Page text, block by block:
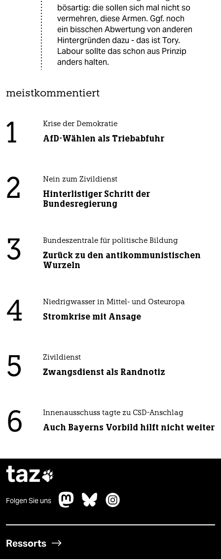
bösartig: die sollen sich mal nicht so
vermehren, diese Armen. Ggf. noch
ein bisschen Abwertung von anderen
Hintergründen dazu - das ist Tory.
Labour sollte das schon aus Prinzip
anders halten.
meistkommentiert
1 Krise der Demokratie
AfD-Wählen als Triebabfuhr
2 Nein zum Zivildienst
Hinterlistiger Schritt der
Bundesregierung
3 Bundeszentrale für politische Bildung
Zurück zu den antikommunistischen
Wurzeln
4 Niedrigwasser in Mittel- und Osteuropa
Stromkrise mit Ansage
5 Zivildienst
Zwangsdienst als Randnotiz
6 Innenausschuss tagte zu CSD-Anschlag
Auch Bayerns Vorbild hilft nicht weiter
taz
Folgen Sie uns
Ressorts